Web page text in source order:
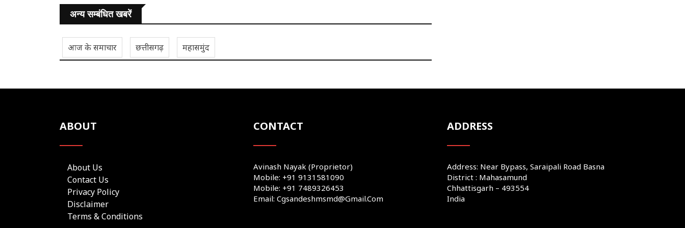
अन्य सम्बंधित खबरें
आज के समाचार छत्तीसगढ़ महासमुंद
ABOUT
About Us
Contact Us
Privacy Policy
Disclaimer
Terms & Conditions
CONTACT
Avinash Nayak (Proprietor)
Mobile: +91 9131581090
Mobile: +91 7489326453
Email: Cgsandeshmsmd@gmail.com
ADDRESS
Address: Near Bypass, Saraipali Road Basna
District : Mahasamund
Chhattisgarh – 493554
India